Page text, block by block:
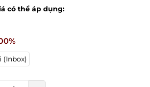
có thể áp dụng:
(Inbox)